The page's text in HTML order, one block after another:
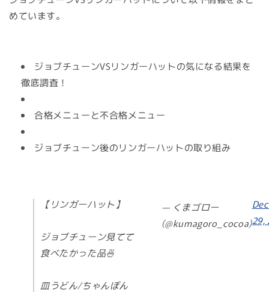
めています。
ジョブチューンVSリンガーハットの気になる結果を
徹底調査！
合格メニューと不合格メニュー
ジョブチューン後のリンガーハットの取り組み
【リンガーハット】
ジョブチューン見てて
食べたかった品🍜
皿うどん/ちゃんぽん
— くまゴロー
(@kumagoro_cocoa)29,